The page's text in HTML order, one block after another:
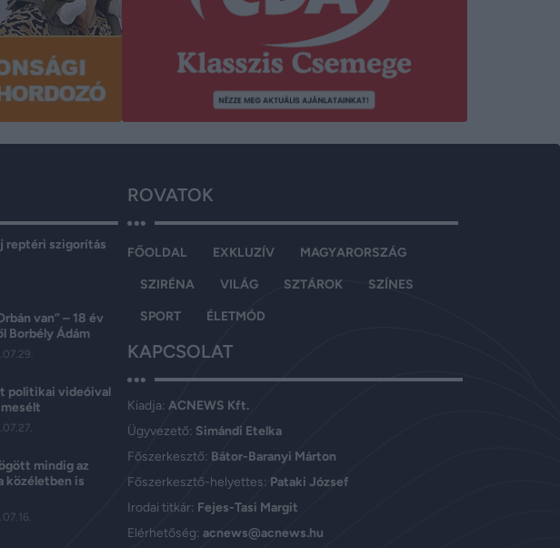
reptéri szigorítás
van” – 18 év
Borbély Ádám
politikai videóival
mindig az
közéletben is
ROVATOK
FŐOLDAL EXKLUZÍV MAGYARORSZÁG
SZIRÉNA VILÁG SZTÁROK SZÍNES
SPORT ÉLETMÓD
KAPCSOLAT
Kiadja:ACNEWS Kft.
Ügyvezető: Simándi Etelka
Főszerkesztő: Bátor-Baranyi Márton
Főszerkesztő-helyettes: Pataki József
Irodai titkár: Fejes-Tasi Margit
Elérhetőség:acnews@acnews.hu